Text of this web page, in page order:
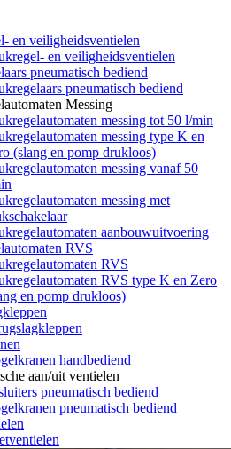
en veiligheidsventielen
en veiligheidsventielen
pneumatisch bediend
pneumatisch bediend
Messing
messing tot 50 l/min
messing type K en
(slang en pomp drukloos)
messing vanaf 50
messing met
aanbouwuitvoering
RVS
RVS
RVS type K en Zero
en pomp drukloos)
handbediend
aan/uit ventielen
pneumatisch bediend
pneumatisch bediend